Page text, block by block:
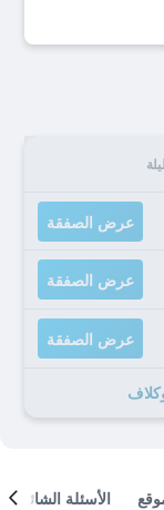
عرض الصفقة
عرض الصفقة
عرض الصفقة
الأسئلة الشائعة